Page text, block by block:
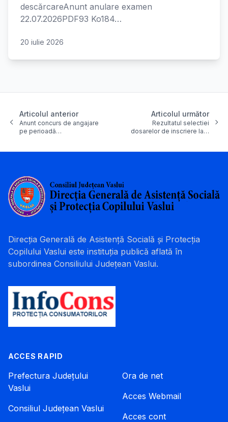
descărcareAnunt anulare examen
22.07.2026PDF93 Ko184…
20 iulie 2026
Articolul anterior
Anunt concurs de angajare
pe perioadă…
Articolul următor
Rezultatul selectiei
dosarelor de inscriere la…
Direcția Generală de Asistență Socială și Protecția
Copilului Vaslui este instituția publică aflată în
subordinea Consiliului Județean Vaslui.
ACCES RAPID
Prefectura Județului
Vaslui
Consiliul Județean Vaslui
Ora de net
Acces Webmail
Acces cont